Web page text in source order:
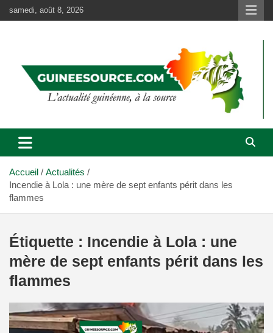
au
samedi, août 8, 2026
Accueil
Actualités
Incendie à Lola : une mère de sept enfants périt dans les
flammes
Étiquette : Incendie à Lola : une
mère de sept enfants périt dans les
flammes